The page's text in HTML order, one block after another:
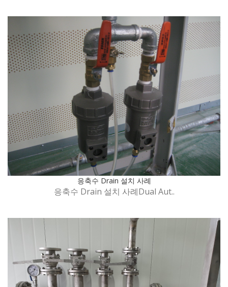
응축수 Drain 설치 사례
응축수 Drain 설치 사례Dual Aut..